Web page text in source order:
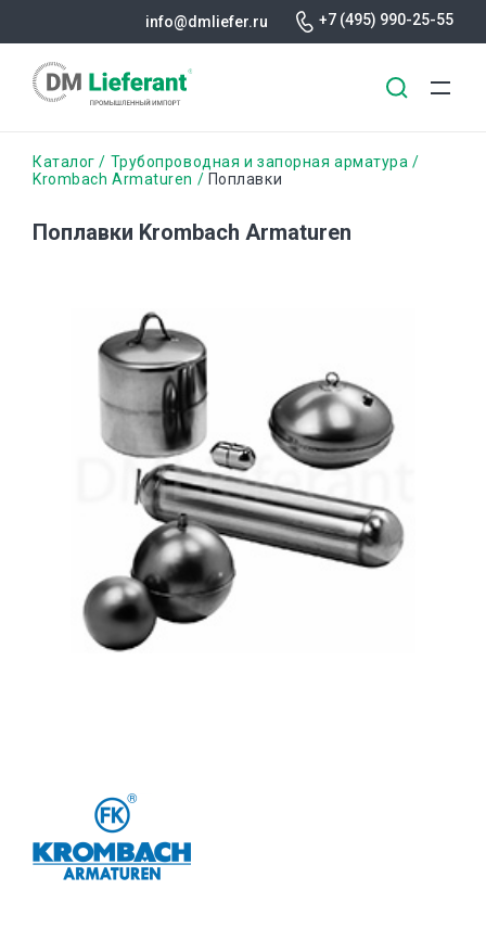
содержанию
info@dmliefer.ru +7 (495) 990-25-55
Строка
Каталог
Трубопроводная и запорная арматура
Krombach Armaturen
Поплавки
Поплавки Krombach Armaturen